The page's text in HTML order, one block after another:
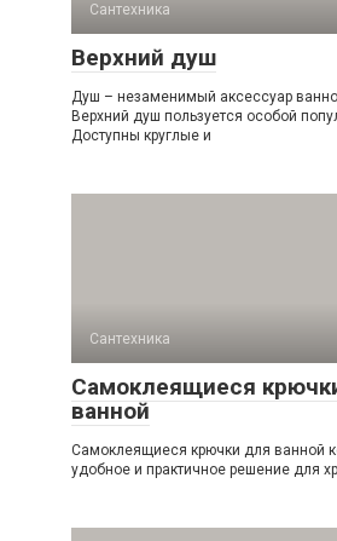
Сантехника
Верхний душ
Душ – незаменимый аксессуар
Верхний душ пользуется особой
Доступны круглые и
Сантехника
Самоклеящиеся
ванной
Самоклеящиеся крючки для ванной
удобное и практичное решение для